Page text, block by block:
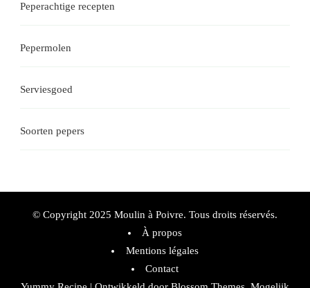
Peperachtige recepten
Pepermolen
Serviesgoed
Soorten pepers
© Copyright 2025 Moulin à Poivre. Tous droits réservés.
À propos
Mentions légales
Contact